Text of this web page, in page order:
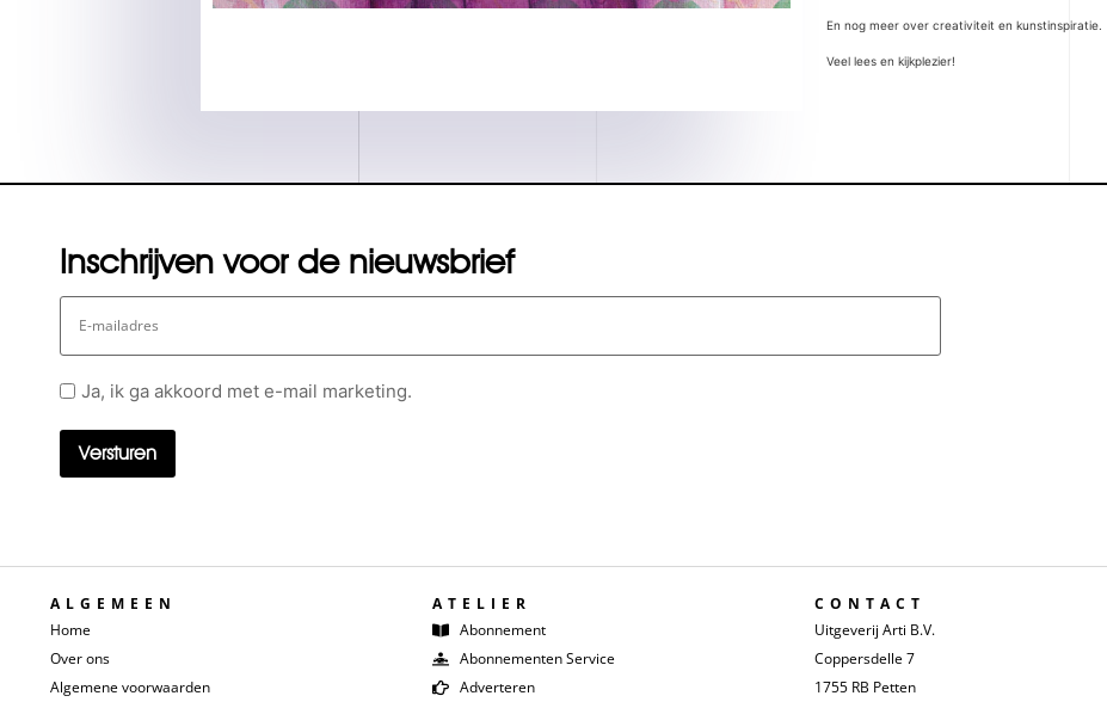
En nog meer over creativiteit en kunstinspiratie.
Veel lees en kijkplezier!
Inschrijven voor de nieuwsbrief
E-
mailadres
GeenJa, ik ga akkoord met e-mail marketing.
ALGEMEEN
Home
Over ons
Algemene voorwaarden
ATELIER
Abonnement
Abonnementen Service
Adverteren
CONTACT
Uitgeverij Arti B.V.
Coppersdelle 7
1755 RB Petten